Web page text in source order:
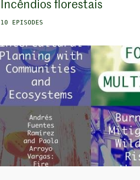
Incêndios florestais
10 EPISODES